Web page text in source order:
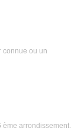
connue ou un
ème arrondissement.